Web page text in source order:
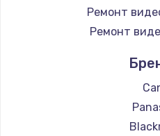
Ремонт
Ремонт